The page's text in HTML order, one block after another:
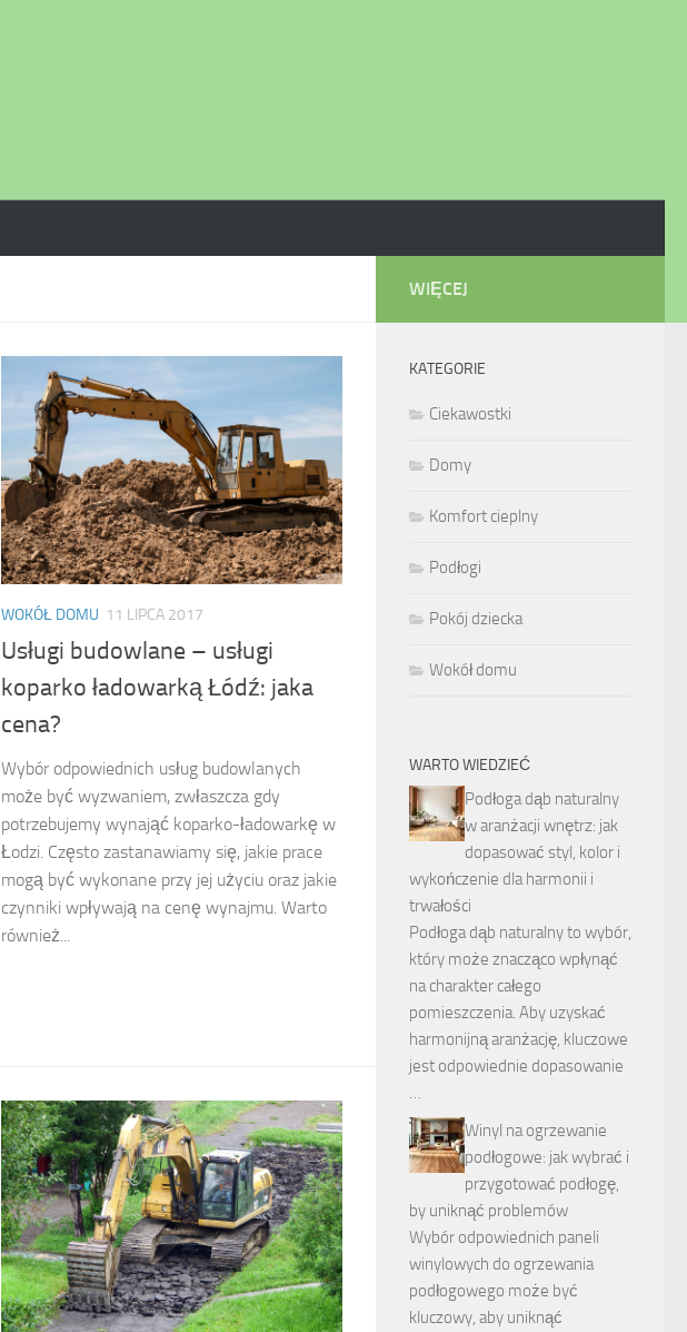
WOKÓŁ DOMU 11 LIPCA 2017
Usługi budowlane – usługi
koparko ładowarką Łódź: jaka
cena?
Wybór odpowiednich usług budowlanych
może być wyzwaniem, zwłaszcza gdy
potrzebujemy wynająć koparko-ładowarkę w
Łodzi. Często zastanawiamy się, jakie prace
mogą być wykonane przy jej użyciu oraz jakie
czynniki wpływają na cenę wynajmu. Warto
również...
WIĘCEJ
KATEGORIE
Ciekawostki
Domy
Komfort cieplny
Podłogi
Pokój dziecka
Wokół domu
WARTO WIEDZIEĆ
Podłoga dąb naturalny
w aranżacji wnętrz: jak
dopasować styl, kolor i
wykończenie dla harmonii i
trwałości
Podłoga dąb naturalny to wybór,
który może znacząco wpłynąć
na charakter całego
pomieszczenia. Aby uzyskać
harmonijną aranżację, kluczowe
jest odpowiednie dopasowanie
…
Winyl na ogrzewanie
podłogowe: jak wybrać i
przygotować podłogę,
by uniknąć problemów
Wybór odpowiednich paneli
winylowych do ogrzewania
podłogowego może być
kluczowy, aby uniknąć